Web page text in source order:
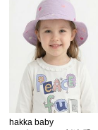
販サイト
hakka baby